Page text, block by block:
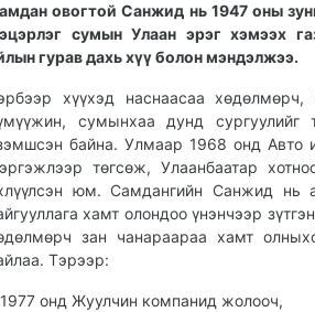
овогтой Санжид нь 1947 оны
сумын Улаан эрэг хэмээх
гурав дахь хүү болон мэндэлжээ.
хүүхэд наснаасаа хөдөлмөрч,
сумынхаа дунд сургуулийг
байна. Улмаар 1968 онд Авто
төгсөж, Улаанбаатар
юм. Самдангийн Санжид нь
хамт олондоо үнэнчээр
зан чанараараа хамт
Тэрээр:
онд Жуулчин компанид жолооч,